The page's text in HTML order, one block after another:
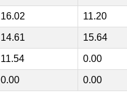
16.02 11.20
14.61 15.64
11.54 0.00
0.00 0.00